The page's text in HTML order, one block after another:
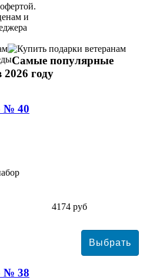
и
Самые популярные
2026 году
№ 40
4174 руб
№ 38